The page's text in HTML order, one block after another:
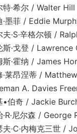
/ Walter Hill
Eddie
辛格尔顿 /
/ Lawrence
纳 / James
涅蒂 / Matthew
A. Davies
奇 / Jackie
尔森 / George
梅克三世 /